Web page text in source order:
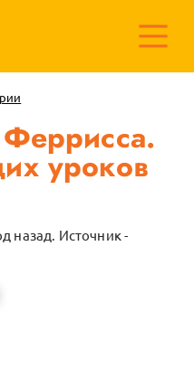
уроков
назад. Источник -